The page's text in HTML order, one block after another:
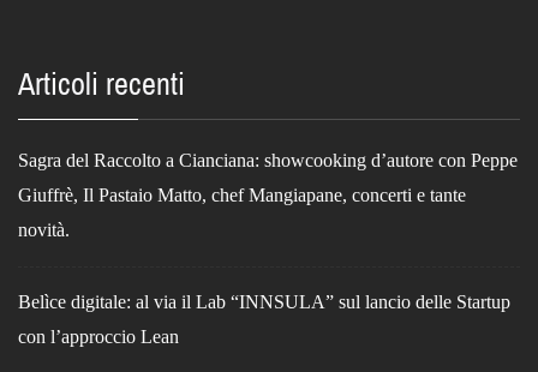
Articoli recenti
Sagra del Raccolto a Cianciana: showcooking d’autore con Peppe
Giuffrè, Il Pastaio Matto, chef Mangiapane, concerti e tante
novità.
Belìce digitale: al via il Lab “INNSULA” sul lancio delle Startup
con l’approccio Lean